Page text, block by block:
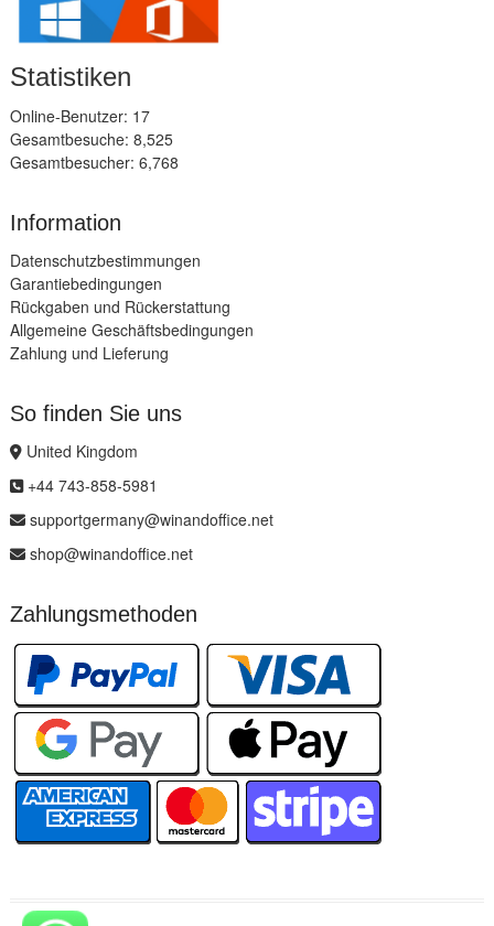
Statistiken
Online-Benutzer: 17
Gesamtbesuche: 8,525
Gesamtbesucher: 6,768
Information
Datenschutzbestimmungen
Garantiebedingungen
Rückgaben und Rückerstattung
Allgemeine Geschäftsbedingungen
Zahlung und Lieferung
So finden Sie uns
United Kingdom
+44 743-858-5981
supportgermany@winandoffice.net
shop@winandoffice.net
Zahlungsmethoden